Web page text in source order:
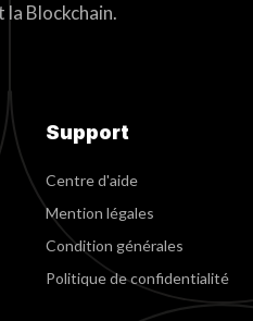
la Blockchain.
Support
Centre d'aide
Mention légales
Condition générales
Politique de confidentialité